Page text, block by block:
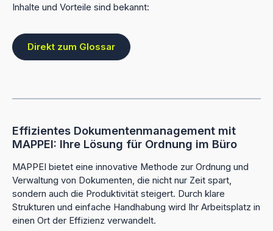
Inhalte und Vorteile sind bekannt:
Direkt zum Glossar
Effizientes Dokumentenmanagement mit
MAPPEI: Ihre Lösung für Ordnung im Büro
MAPPEI bietet eine innovative Methode zur Ordnung und
Verwaltung von Dokumenten, die nicht nur Zeit spart,
sondern auch die Produktivität steigert. Durch klare
Strukturen und einfache Handhabung wird Ihr Arbeitsplatz in
einen Ort der Effizienz verwandelt.